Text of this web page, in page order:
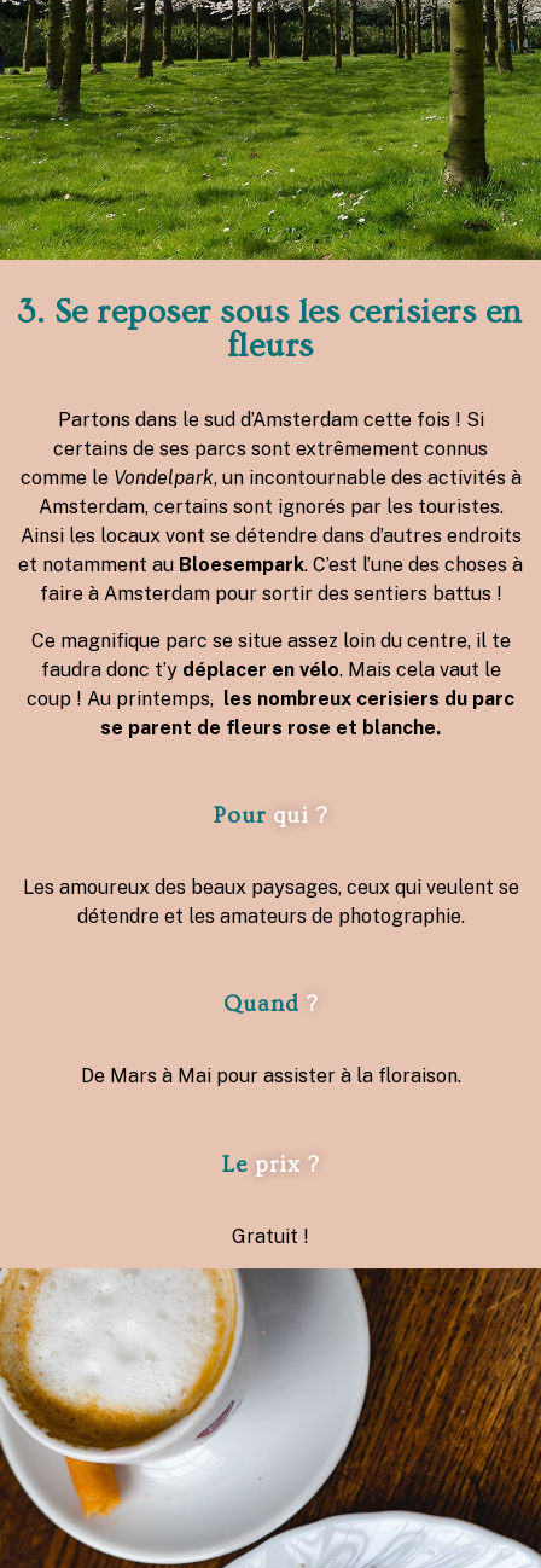
3. Se reposer sous les cerisiers en
fleurs
Partons dans le sud d’Amsterdam cette fois ! Si
certains de ses parcs sont extrêmement connus
comme le Vondelpark, un incontournable des activités à
Amsterdam, certains sont ignorés par les touristes.
Ainsi les locaux vont se détendre dans d’autres endroits
et notamment au Bloesempark. C’est l’une des choses à
faire à Amsterdam pour sortir des sentiers battus !
Ce magnifique parc se situe assez loin du centre, il te
faudra donc t’y déplacer en vélo. Mais cela vaut le
coup ! Au printemps, les nombreux cerisiers du parc
se parent de fleurs rose et blanche.
Pour qui ?
Les amoureux des beaux paysages, ceux qui veulent se
détendre et les amateurs de photographie.
Quand ?
De Mars à Mai pour assister à la floraison.
Le prix ?
Gratuit !